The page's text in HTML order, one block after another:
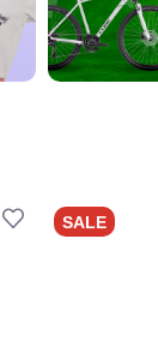
SALE